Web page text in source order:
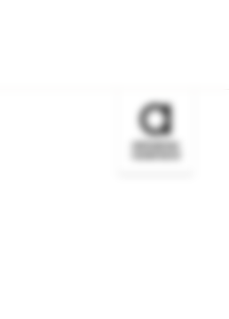
Bezoek de